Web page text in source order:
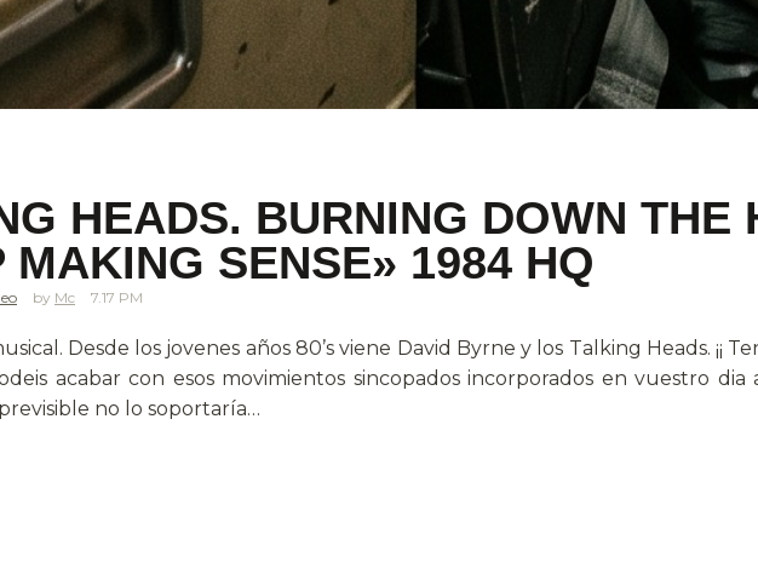
HEADS. BURNING DOWN THE
MAKING SENSE» 1984 HQ
Mc 7.17 PM
Desde los jovenes años 80’s viene David Byrne y los Talking Heads. ¡¡
acabar con esos movimientos sincopados incorporados en vuestro dia
no lo soportaría…